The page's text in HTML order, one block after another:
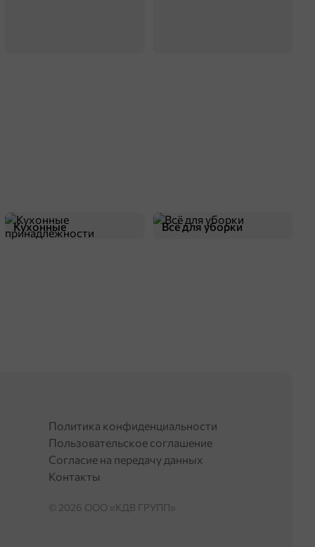
Кухонные
принадлежности
Всё для уборки
Политика конфиденциальности
Пользовательское соглашение
Согласие на передачу данных
Контакты
© 2026 OOO «КДВ ГРУПП»